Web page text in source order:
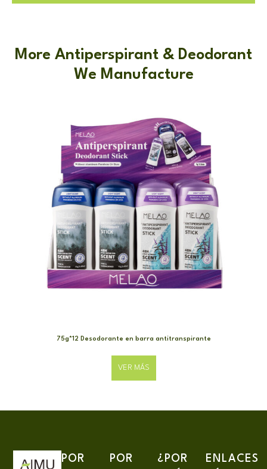
More Antiperspirant & Deodorant
We Manufacture
75g*12 Desodorante en barra antitranspirante
VER MÁS
POR
POR
¿POR
ENLACES